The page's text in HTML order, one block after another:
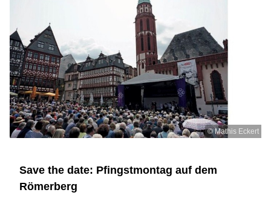
© Mathis Eckert
Save the date: Pfingstmontag auf dem
Römerberg